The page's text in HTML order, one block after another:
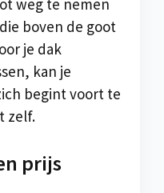
weg te nemen
boven de goot
je dak
kan je
begint voort te
zelf.
prijs